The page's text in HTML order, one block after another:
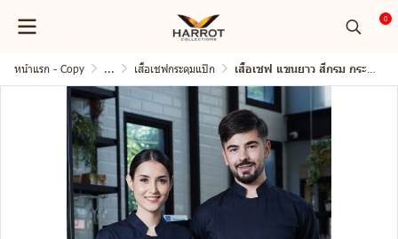
0
หน้าแรก - Copy ... เสื้อเชฟกระดุมแป๊ก เสื้อเชฟ แขนยาว สีกรม กระดุมแป๊ก